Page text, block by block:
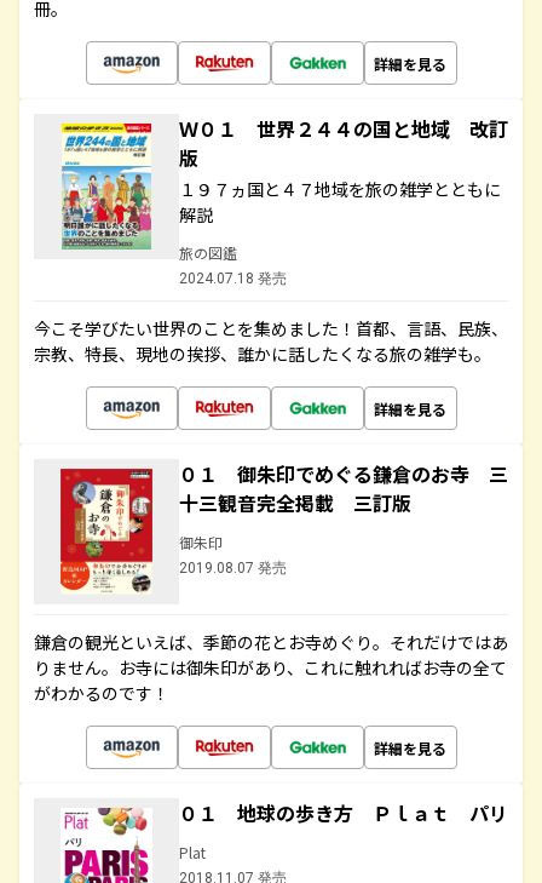
冊。
詳細を見る
Ｗ０１ 世界２４４の国と地域 改訂
版
１９７ヵ国と４７地域を旅の雑学とともに
解説
旅の図鑑
2024.07.18 発売
今こそ学びたい世界のことを集めました！首都、言語、民族、
宗教、特長、現地の挨拶、誰かに話したくなる旅の雑学も。
詳細を見る
０１ 御朱印でめぐる鎌倉のお寺 三
十三観音完全掲載 三訂版
御朱印
2019.08.07 発売
鎌倉の観光といえば、季節の花とお寺めぐり。それだけではあ
りません。お寺には御朱印があり、これに触れればお寺の全て
がわかるのです！
詳細を見る
０１ 地球の歩き方 Ｐｌａｔ パリ
Plat
2018.11.07 発売